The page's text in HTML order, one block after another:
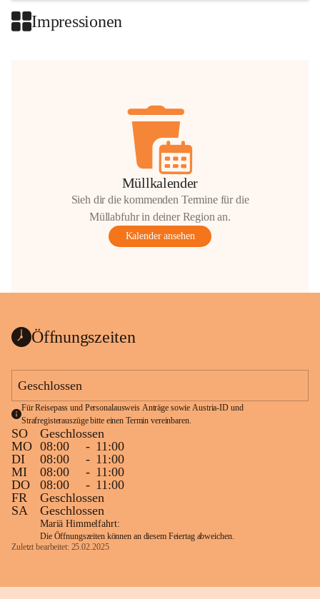
Impressionen
Müllkalender
Sieh dir die kommenden Termine für die
Müllabfuhr in deiner Region an.
Kalender ansehen
Öffnungszeiten
Geschlossen
Für Reisepass und Personalausweis Anträge sowie Austria-ID und
Strafregisterauszüge bitte einen Termin vereinbaren.
SO
Geschlossen
MO 08:00 - 11:00
DI
08:00 - 11:00
MI
08:00 - 11:00
DO
08:00 - 11:00
FR
Geschlossen
SA
Geschlossen
Mariä Himmelfahrt:
Die Öffnungszeiten können an diesem Feiertag abweichen.
Zuletzt bearbeitet: 25.02.2025